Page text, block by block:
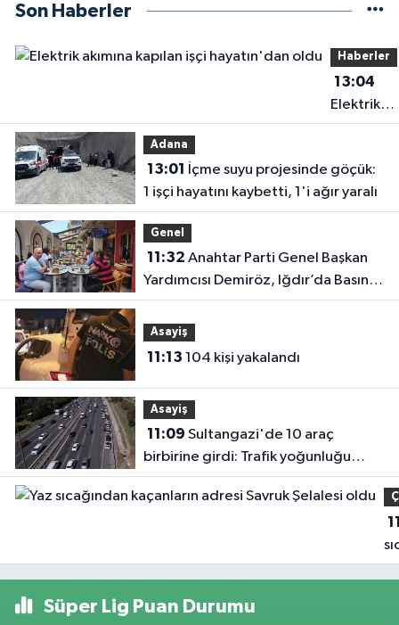
Son Haberler
Haberler
13:04
Elektrik
akımına
oldu
Adana
13:01
1 işçi hayatını kaybetti, 1'i ağır yaralı
Genel
11:32
Yardımcısı Demiröz, Iğdır’da Basın
Mensuplarıyla Buluştu
Asayiş
11:13 104 kişi yakalandı
Asayiş
11:09
birbirine girdi: Trafik yoğunluğu
havadan görüntülendi
Süper Lig Puan Durumu